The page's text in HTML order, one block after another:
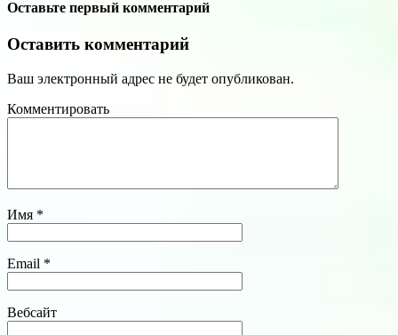
Оставьте первый комментарий
Оставить комментарий
Ваш электронный адрес не будет опубликован.
Комментировать
Имя *
Email *
Вебсайт